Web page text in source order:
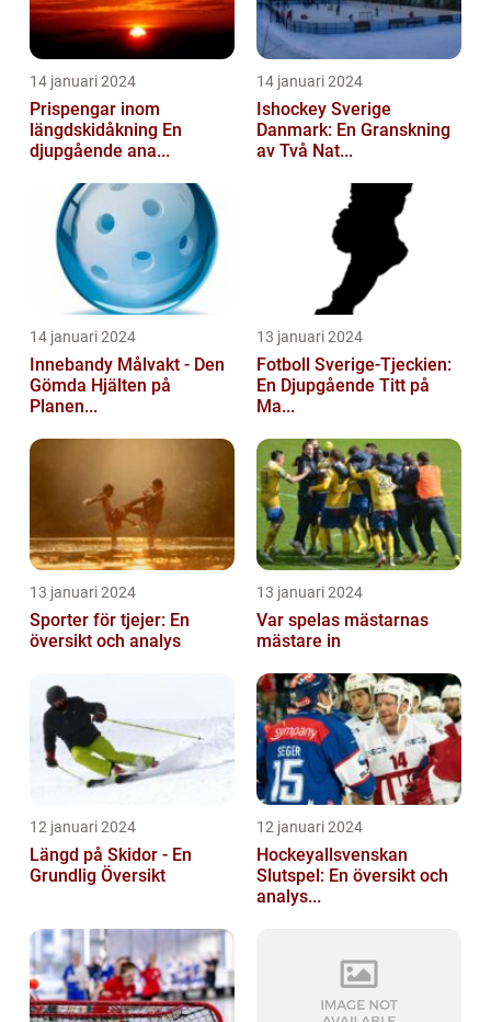
14 januari 2024
Prispengar inom
längdskidåkning En
djupgående ana...
14 januari 2024
Ishockey Sverige
Danmark: En Granskning
av Två Nat...
14 januari 2024
Innebandy Målvakt - Den
Gömda Hjälten på
Planen...
13 januari 2024
Fotboll Sverige-Tjeckien:
En Djupgående Titt på
Ma...
13 januari 2024
Sporter för tjejer: En
översikt och analys
13 januari 2024
Var spelas mästarnas
mästare in
12 januari 2024
Längd på Skidor - En
Grundlig Översikt
12 januari 2024
Hockeyallsvenskan
Slutspel: En översikt och
analys...